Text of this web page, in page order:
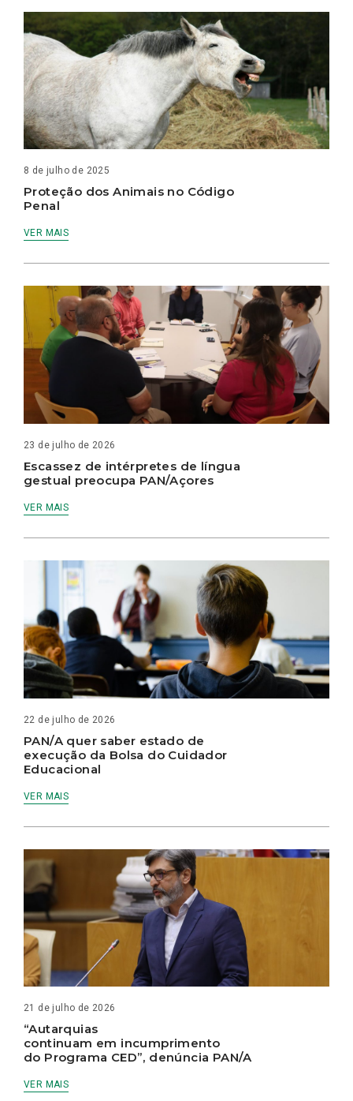
8 de julho de 2025
Proteção dos Animais no Código
Penal
VER MAIS
23 de julho de 2026
Escassez de intérpretes de língua
gestual preocupa PAN/Açores
VER MAIS
22 de julho de 2026
PAN/A quer saber estado de
execução da Bolsa do Cuidador
Educacional
VER MAIS
21 de julho de 2026
“Autarquias
continuam em incumprimento
do Programa CED”, denúncia PAN/A
VER MAIS